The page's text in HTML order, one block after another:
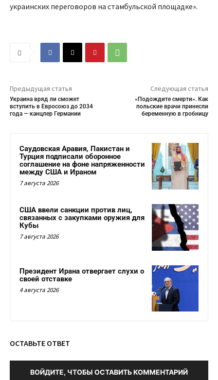
украинских переговоров на стамбульской площадке».
Предыдущая статья
Украина вряд ли сможет
вступить в Евросоюз до 2034
года — канцлер Германии
Следующая статья
«Подождите смерти». Как
польские врачи принесли
беременную в гробницу
Саудовская Аравия, Пакистан и
Турция подписали оборонное
соглашение на фоне напряженности
между США и Ираном
7 августа 2026
США ввели санкции против лиц,
связанных с закупками оружия для
Кубы
7 августа 2026
Президент Ирана отвергает слухи о
своей отставке
4 августа 2026
ОСТАВЬТЕ ОТВЕТ
ВОЙДИТЕ, ЧТОБЫ ОСТАВИТЬ КОММЕНТАРИЙ